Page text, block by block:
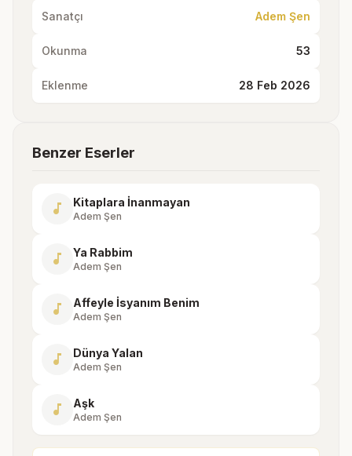
Sanatçı Adem Şen
Okunma 53
Eklenme 28 Feb 2026
Benzer Eserler
music_note Kitaplara İnanmayan
Adem Şen
music_note Ya Rabbim
Adem Şen
music_note Affeyle İsyanım Benim
Adem Şen
music_note Dünya Yalan
Adem Şen
music_note Aşk
Adem Şen